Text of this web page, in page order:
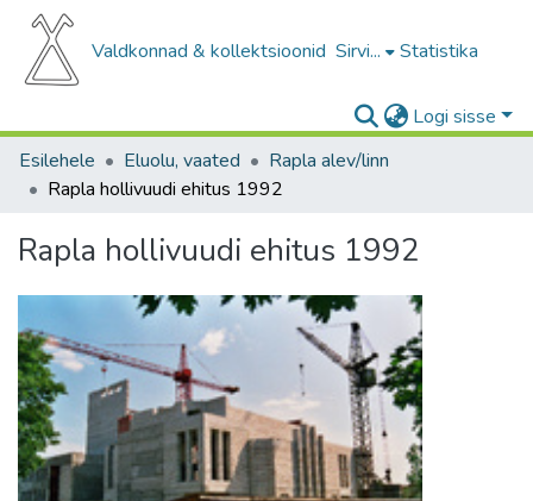
Valdkonnad & kollektsioonid Sirvi... Statistika
Logi sisse
Esilehele
Eluolu, vaated
Rapla alev/linn
Rapla hollivuudi ehitus 1992
Rapla hollivuudi ehitus 1992